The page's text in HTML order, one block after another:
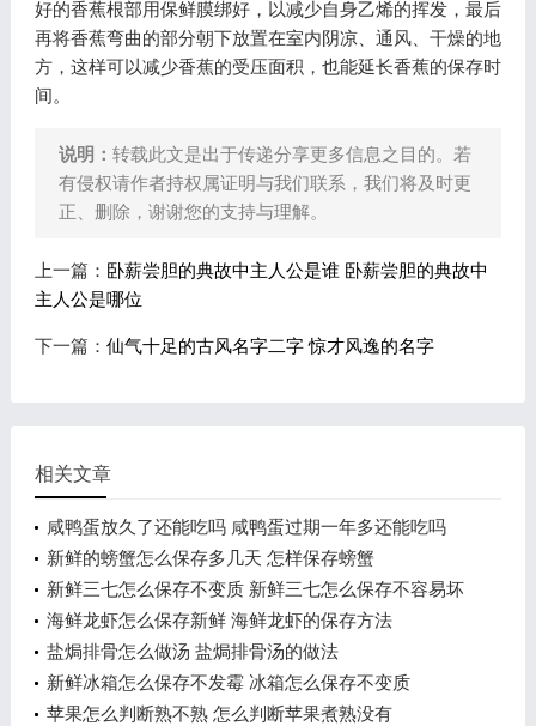
好的香蕉根部用保鲜膜绑好，以减少自身乙烯的挥发，最后
再将香蕉弯曲的部分朝下放置在室内阴凉、通风、干燥的地
方，这样可以减少香蕉的受压面积，也能延长香蕉的保存时
间。
说明： 转载此文是出于传递分享更多信息之目的。若
有侵权请作者持权属证明与我们联系，我们将及时更
正、删除，谢谢您的支持与理解。
上一篇： 卧薪尝胆的典故中主人公是谁 卧薪尝胆的典故中
主人公是哪位
下一篇： 仙气十足的古风名字二字 惊才风逸的名字
相关文章
咸鸭蛋放久了还能吃吗 咸鸭蛋过期一年多还能吃吗
新鲜的螃蟹怎么保存多几天 怎样保存螃蟹
新鲜三七怎么保存不变质 新鲜三七怎么保存不容易坏
海鲜龙虾怎么保存新鲜 海鲜龙虾的保存方法
盐焗排骨怎么做汤 盐焗排骨汤的做法
新鲜冰箱怎么保存不发霉 冰箱怎么保存不变质
苹果怎么判断熟不熟 怎么判断苹果煮熟没有